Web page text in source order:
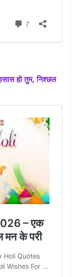
हो तुम, निश्छल